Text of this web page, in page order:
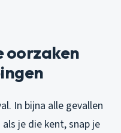
oorzaken
In bijna alle gevallen
je die kent, snap je